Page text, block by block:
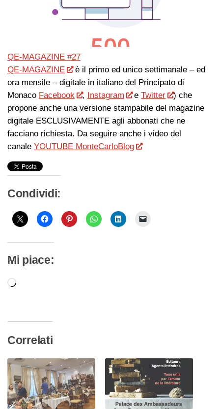
QE-MAGAZINE #27
QE-MAGAZINE
è il primo ed unico settimanale – ed
ora mensile – digitale in italiano del Principato di
Monaco Facebook , Instagram eTwitter
) che
propone anche una versione stampabile del magazine
digitale ESCLUSIVAMENTE agli abbonati che ne
facciano richiesta. Da seguire anche i video del
canale YOUTUBE MonteCarloBlog
Condividi:
Mi piace:
Caricamento
Correlati